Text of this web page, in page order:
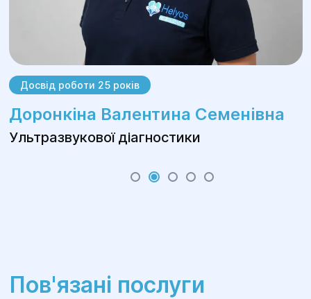
Досвід роботи 25 років
Доронкіна Валентина Семенівна
Ультразвукової діагностики
Пов'язані послуги